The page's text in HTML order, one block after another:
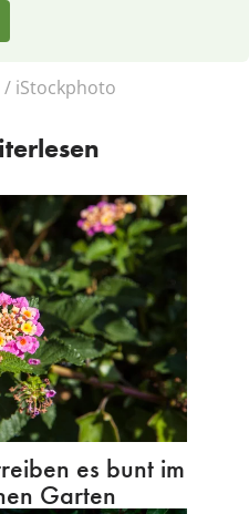
iStockphoto
es bunt im
Garten